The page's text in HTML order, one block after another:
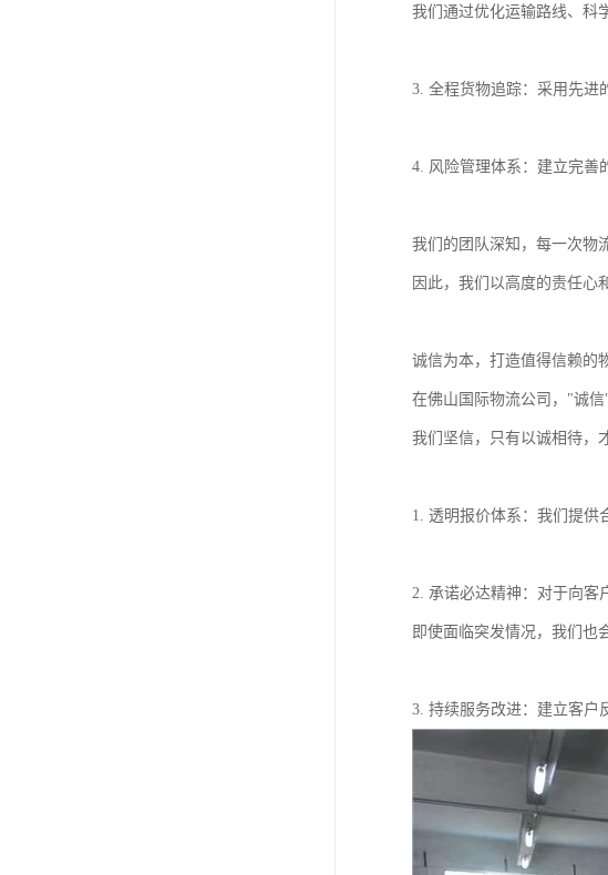
我们通过优化运输路线、科
3. 全程货物追踪：采用先进
4. 风险管理体系：建立完善
我们的团队深知，每一次物
因此，我们以高度的责任心
诚信为本，打造值得信赖的
在佛山国际物流公司，"诚
我们坚信，只有以诚相待，
1. 透明报价体系：我们提供
2. 承诺必达精神：对于向客
即使面临突发情况，我们也
3. 持续服务改进：建立客户